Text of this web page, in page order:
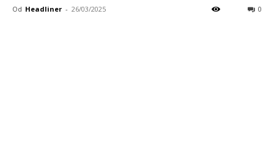
Od Headliner - 26/03/2025 0